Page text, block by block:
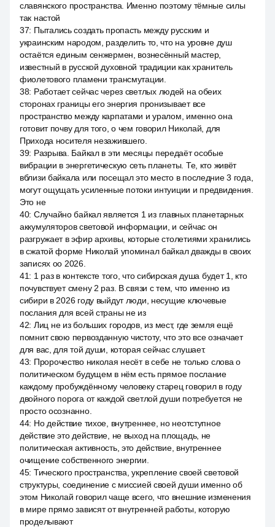
славянского пространства. Именно поэтому тёмные силы
так настой
37: Пытались создать пропасть между русским и
украинским народом, разделить то, что на уровне душ
остаётся единым сенжермен, вознесённый мастер,
известный в русской духовной традиции как хранитель
фиолетового пламени трансмутации.
38: Работает сейчас через светлых людей на обеих
сторонах границы его энергия пронизывает все
пространство между карпатами и уралом, именно она
готовит почву для того, о чем говорил Николай, для
Прихода носителя незажившего.
39: Разрыва. Байкал в эти месяцы передаёт особые
вибрации в энергетическую сеть планеты. Те, кто живёт
вблизи байкала или посещал это место в последние 3 года,
могут ощущать усиленные потоки интуиции и предвидения.
Это не
40: Случайно байкал является 1 из главных планетарных
аккумуляторов световой информации, и сейчас он
разгружает в эфир архивы, которые столетиями хранились
в сжатой форме Николай упоминал байкал дважды в своих
записях оо 2026.
41: 1 раз в контексте того, что сибирская душа будет 1, кто
почувствует смену 2 раз. В связи с тем, что именно из
сибири в 2026 году выйдут люди, несущие ключевые
послания для всей страны не из
42: Лиц не из больших городов, из мест, где земля ещё
помнит свою первозданную чистоту, что это все означает
для вас, для той души, которая сейчас слушает.
43: Пророчество николая несёт в себе не только слова о
политическом будущем в нём есть прямое послание
каждому пробуждённому человеку старец говорил в году
двойного порога от каждой светлой души потребуется не
просто осознанно.
44: Но действие тихое, внутреннее, но неотступное
действие это действие, не выход на площадь, не
политическая активность, это действие, внутреннее
очищение собственного энергии.
45: Тического пространства, укрепление своей световой
структуры, соединение с миссией своей души именно об
этом Николай говорил чаще всего, что внешние изменения
в мире прямо зависят от внутренней работы, которую
проделывают